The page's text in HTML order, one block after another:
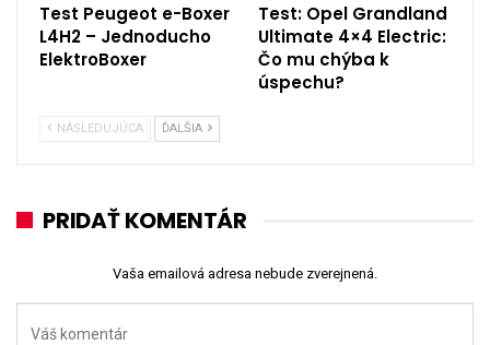
Test Peugeot e-Boxer
L4H2 – Jednoducho
ElektroBoxer
Test: Opel Grandland
Ultimate 4×4 Electric:
Čo mu chýba k
úspechu?
NÁSLEDUJÚCA ĎALŠIA
PRIDAŤ KOMENTÁR
Vaša emailová adresa nebude zverejnená.